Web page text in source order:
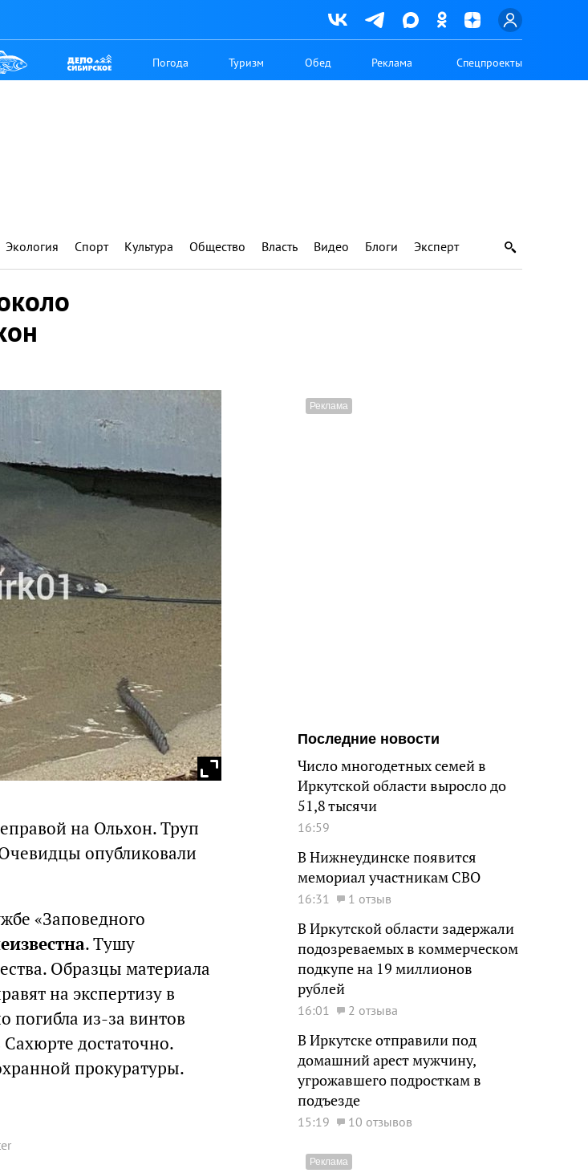
Погода Туризм Обед Реклама Спецпроекты
Экология Спорт Культура Общество Власть Видео Блоги Эксперт
на Ольхон. Труп
опубликовали
«Заповедного
. Тушу
Образцы материала
на экспертизу в
погибла из-за винтов
Сахюрте достаточно.
прокуратуры.
Последние новости
Число многодетных семей в
Иркутской области выросло до
51,8 тысячи
16:59
В Нижнеудинске появится
мемориал участникам СВО
16:31 1 отзыв
В Иркутской области задержали
подозреваемых в коммерческом
подкупе на 19 миллионов
рублей
16:01 2 отзыва
В Иркутске отправили под
домашний арест мужчину,
угрожавшего подросткам в
подъезде
15:19 10 отзывов